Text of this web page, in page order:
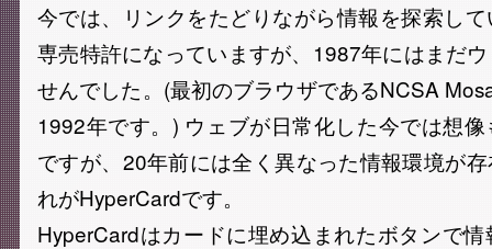
今では、リンクをたどりながら情報を探索し
専売特許になっていますが、1987年にはまだ
せんでした。(最初のブラウザであるNCSA
1992年です。) ウェブが日常化した今では想
ですが、20年前には全く異なった情報環境が
れがHyperCardです。
HyperCardはカードに埋め込まれたボタンで